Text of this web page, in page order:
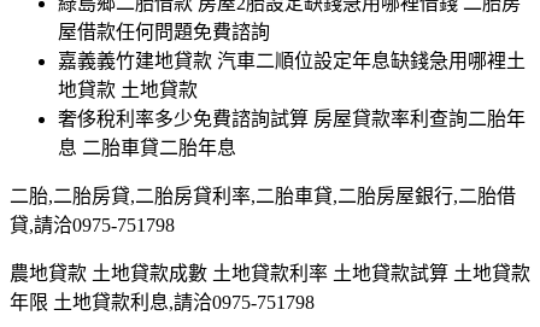
屋借款任何問題免費諮詢
嘉義義竹建地貸款 汽車二順位設定年息缺錢急用哪裡土
地貸款 土地貸款
奢侈稅利率多少免費諮詢試算 房屋貸款率利查詢二胎年
息 二胎車貸二胎年息
二胎,二胎房貸,二胎房貸利率,二胎車貸,二胎房屋銀行,二胎借
貸,請洽0975-751798
農地貸款 土地貸款成數 土地貸款利率 土地貸款試算 土地貸款
年限 土地貸款利息,請洽0975-751798